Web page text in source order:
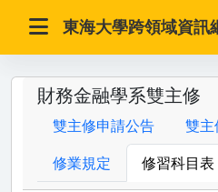
東海大學跨領域資訊
財務金融學系雙主修
雙主修申請公告 雙主
修業規定 修習科目表